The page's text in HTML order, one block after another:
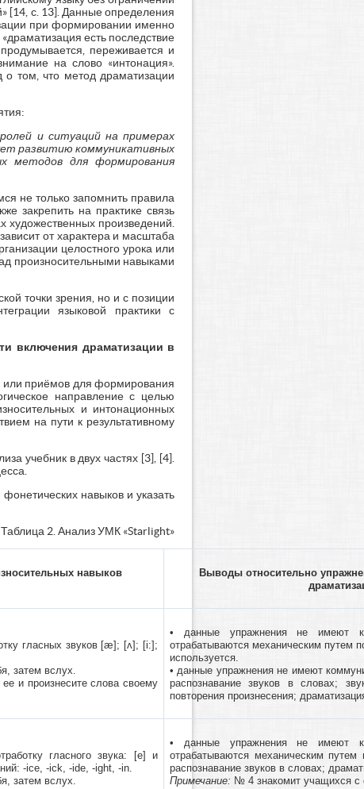
[14, с. 13]. Данные определения
при формировании именно
есть последствие
переживается и
на слово «интонация».
том, что метод драматизации
и ситуаций на примерах
развитию коммуникативных
методов для формирования
не только запомнить правила
закрепить на практике связь
произведений.
от характера и масштаба
целостного урока или
произносительными навыками
точки зрения, но и с позиции
языковой практики с
включения драматизации в
или приёмов для формирования
направление с целью
и интонационных
на пути к результативному
учебник в двух частях [3], [4].
навыков и указать
Таблица 2. Анализ УМК «Starlight»
навыков
Выводы относительно
гласных звуков [æ]; [ʌ]; [i:];
затем вслух.
и произнесите слова своему
• данные упражнения не имеют
отрабатываются механическим путем
используется.
• данные упражнения не имеют
распознавание звуков в словах;
повторения произнесения;
гласного звука: [е] и
-ice, -ick, -ide, -ight, -in.
затем вслух.
• данные упражнения не имеют
отрабатываются механическим путем
распознавание звуков в словах;
Примечание: № 4 знакомит учащихся